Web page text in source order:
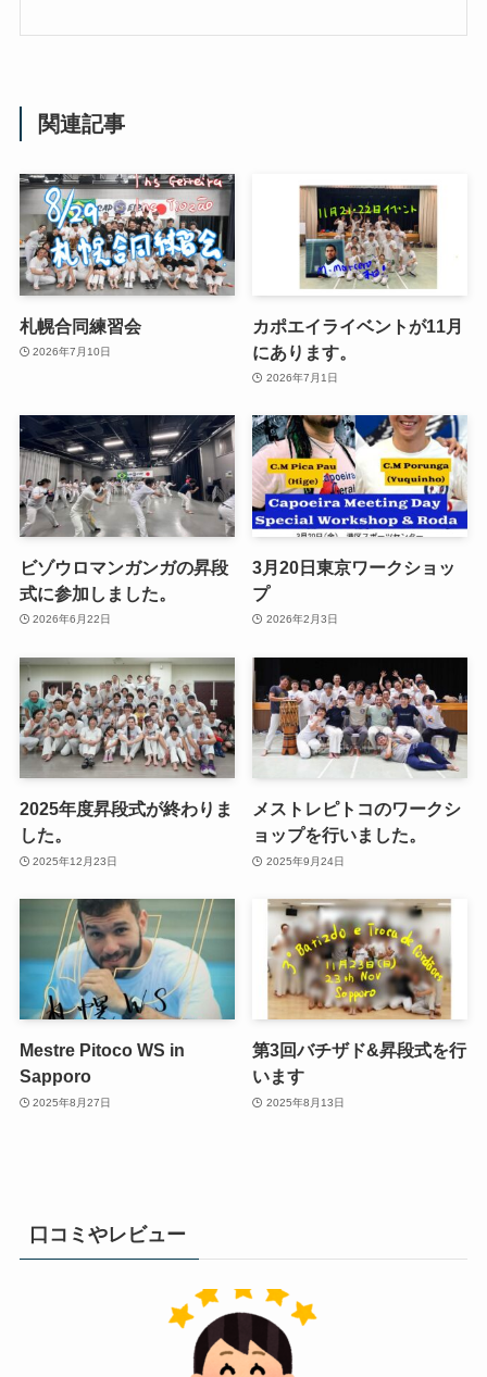
関連記事
札幌合同練習会
2026年7月10日
カポエイライベントが11月
にあります。
2026年7月1日
ビゾウロマンガンガの昇段
式に参加しました。
2026年6月22日
3月20日東京ワークショッ
プ
2026年2月3日
2025年度昇段式が終わりま
した。
2025年12月23日
メストレピトコのワークシ
ョップを行いました。
2025年9月24日
Mestre Pitoco WS in
Sapporo
2025年8月27日
第3回バチザド&昇段式を行
います
2025年8月13日
口コミやレビュー